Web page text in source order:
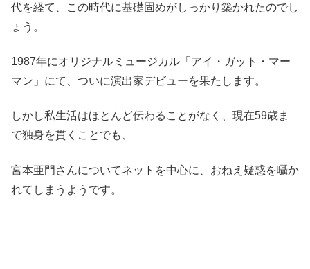
代を経て、この時代に基礎固めがしっかり築かれたのでし
ょう。
1987年にオリジナルミュージカル「アイ・ガット・マー
マン」にて、ついに演出家デビューを果たします。
しかし私生活はほとんど伝わることがなく、現在59歳ま
で独身を貫くことでも、
宮本亜門さんについてネットを中心に、おねえ疑惑を囁か
れてしまうようです。